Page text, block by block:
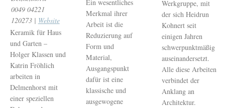
0049 04221
120273 | Website
Keramik für Haus
und Garten –
Holger Klassen und
Katrin Fröhlich
arbeiten in
Delmenhorst mit
einer speziellen
Ein wesentliches
Merkmal ihrer
Arbeit ist die
Reduzierung auf
Form und
Material,
Ausgangspunkt
dafür ist eine
klassische und
ausgewogene
Werkgruppe, mit
der sich Heidrun
Kohnert seit
einigen Jahren
schwerpunktmäßig
auseinandersetzt.
Alle diese Arbeiten
verbindet der
Anklang an
Architektur.